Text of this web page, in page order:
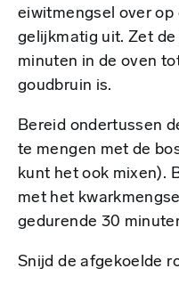
eiwitmengsel over
gelijkmatig uit. Zet
minuten in de oven
goudbruin is.
Bereid ondertussen
te mengen met de
kunt het ook mixen).
met het
gedurende 30
Snijd de afgekoelde